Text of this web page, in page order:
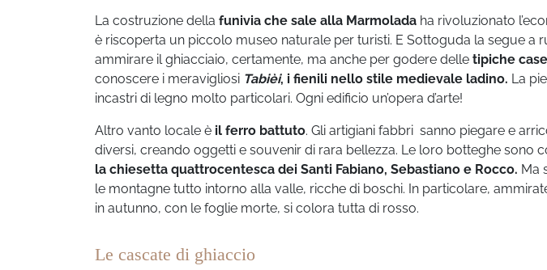
La costruzione della funivia che sale alla Marmolada ha rivoluzionato
è riscoperta un piccolo museo naturale per turisti. E Sottoguda la segue a
ammirare il ghiacciaio, certamente, ma anche per godere delle tipiche
conoscere i meravigliosi Tabièi, i fienili nello stile medievale ladino. La
incastri di legno molto particolari. Ogni edificio un’opera d’arte!
Altro vanto locale è il ferro battuto. Gli artigiani fabbri sanno piegare e
diversi, creando oggetti e souvenir di rara bellezza. Le loro botteghe sono
la chiesetta quattrocentesca dei Santi Fabiano, Sebastiano e Rocco. Ma
le montagne tutto intorno alla valle, ricche di boschi. In particolare,
in autunno, con le foglie morte, si colora tutta di rosso.
Le cascate di ghiaccio